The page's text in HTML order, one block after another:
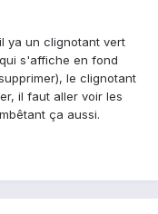
ya un clignotant vert
s'affiche en fond
le clignotant
il faut aller voir les
ça aussi.